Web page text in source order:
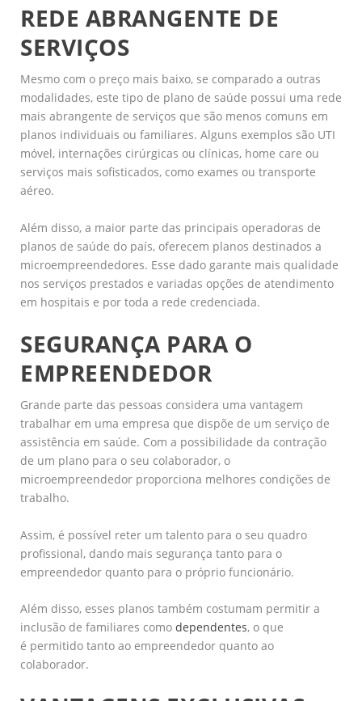
REDE ABRANGENTE DE
SERVIÇOS
Mesmo com o preço mais baixo, se comparado a outras
modalidades, este tipo de plano de saúde possui uma rede
mais abrangente de serviços que são menos comuns em
planos individuais ou familiares. Alguns exemplos são UTI
móvel, internações cirúrgicas ou clínicas, home care ou
serviços mais sofisticados, como exames ou transporte
aéreo.
Além disso, a maior parte das principais operadoras de
planos de saúde do país, oferecem planos destinados a
microempreendedores. Esse dado garante mais qualidade
nos serviços prestados e variadas opções de atendimento
em hospitais e por toda a rede credenciada.
SEGURANÇA PARA O
EMPREENDEDOR
Grande parte das pessoas considera uma vantagem
trabalhar em uma empresa que dispõe de um serviço de
assistência em saúde. Com a possibilidade da contração
de um plano para o seu colaborador, o
microempreendedor proporciona melhores condições de
trabalho.
Assim, é possível reter um talento para o seu quadro
profissional, dando mais segurança tanto para o
empreendedor quanto para o próprio funcionário.
Além disso, esses planos também costumam permitir a
inclusão de familiares como dependentes, o que
é permitido tanto ao empreendedor quanto ao
colaborador.